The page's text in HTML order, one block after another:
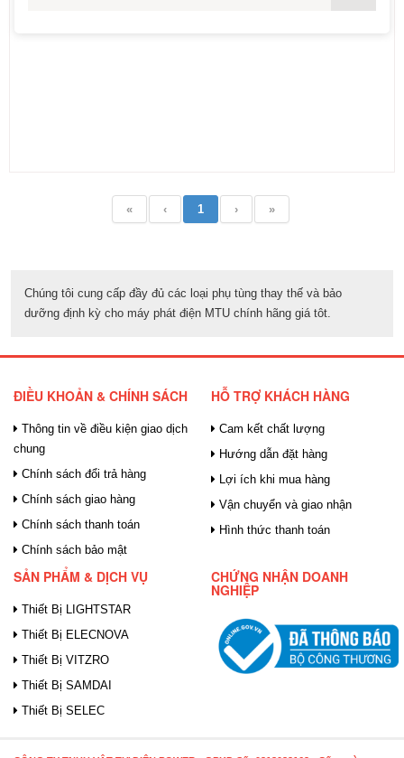
« ‹ 1 › »
Chúng tôi cung cấp đầy đủ các loại phụ tùng thay thế và bảo
dưỡng định kỳ cho máy phát điện MTU chính hãng giá tôt.
ĐIỀU KHOẢN & CHÍNH SÁCH
Thông tin về điều kiện giao dịch
chung
Chính sách đổi trả hàng
Chính sách giao hàng
Chính sách thanh toán
Chính sách bảo mật
HỖ TRỢ KHÁCH HÀNG
Cam kết chất lượng
Hướng dẫn đặt hàng
Lợi ích khi mua hàng
Vận chuyển và giao nhận
Hình thức thanh toán
SẢN PHẨM & DỊCH VỤ
Thiết Bị LIGHTSTAR
Thiết Bị ELECNOVA
Thiết Bị VITZRO
Thiết Bị SAMDAI
Thiết Bị SELEC
CHỨNG NHẬN DOANH
NGHIỆP